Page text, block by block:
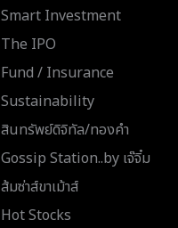
Smart Investment
The IPO
Fund / Insurance
Sustainability
สินทรัพย์ดิจิทัล/ทองคำ
Gossip Station..by เจ๊จิ๋ม
ส้มซ่าส์ขาเม้าส์
Hot Stocks